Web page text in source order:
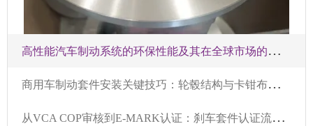
高
性能汽车制动系统的环保性能及其在全球市场的应用趋势分析
商
用车制动套件安装关键技巧：轮毂结构与卡钳布局的匹配
从
VCA COP审核到E-MARK认证：刹车套件认证流程综合指南